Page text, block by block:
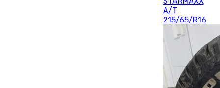
A/T
215/65/R16